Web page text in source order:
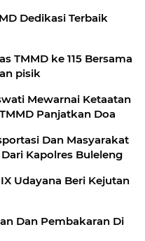
TMMD ke 115 Bersama
pisik
Mewarnai Ketaatan
Panjatkan Doa
Dan Masyarakat
Kapolres Buleleng
Udayana Beri Kejutan
Dan Pembakaran Di